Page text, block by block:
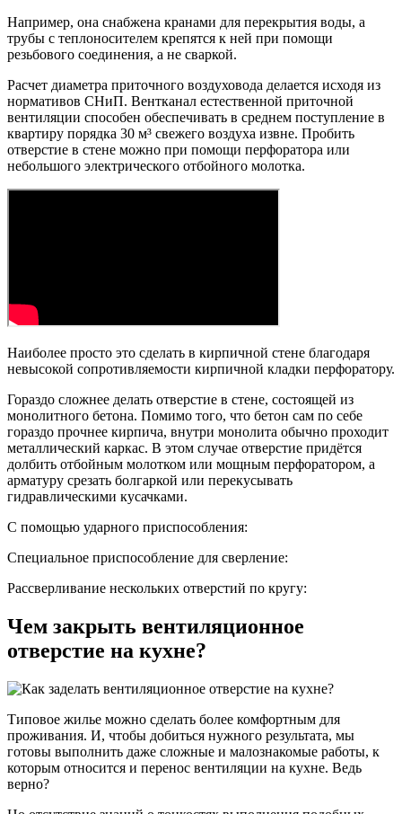
Например, она снабжена кранами для перекрытия воды, а
трубы с теплоносителем крепятся к ней при помощи
резьбового соединения, а не сваркой.
Расчет диаметра приточного воздуховода делается исходя из
нормативов СНиП. Вентканал естественной приточной
вентиляции способен обеспечивать в среднем поступление в
квартиру порядка 30 м³ свежего воздуха извне. Пробить
отверстие в стене можно при помощи перфоратора или
небольшого электрического отбойного молотка.
Наиболее просто это сделать в кирпичной стене благодаря
невысокой сопротивляемости кирпичной кладки перфоратору.
Гораздо сложнее делать отверстие в стене, состоящей из
монолитного бетона. Помимо того, что бетон сам по себе
гораздо прочнее кирпича, внутри монолита обычно проходит
металлический каркас. В этом случае отверстие придётся
долбить отбойным молотком или мощным перфоратором, а
арматуру срезать болгаркой или перекусывать
гидравлическими кусачками.
С помощью ударного приспособления:
Специальное приспособление для сверление:
Рассверливание нескольких отверстий по кругу:
Чем закрыть вентиляционное
отверстие на кухне?
Типовое жилье можно сделать более комфортным для
проживания. И, чтобы добиться нужного результата, мы
готовы выполнить даже сложные и малознакомые работы, к
которым относится и перенос вентиляции на кухне. Ведь
верно?